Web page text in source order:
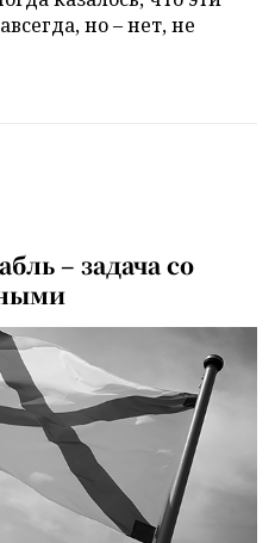
но – нет, не
– задача со